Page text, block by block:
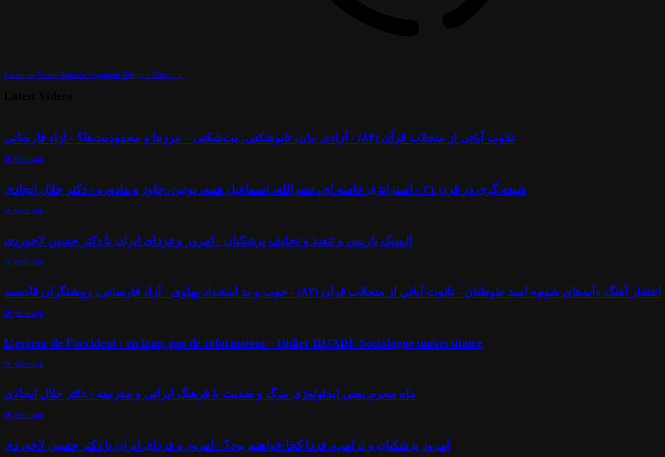
Facebook TwitterYoutube Instagram Telegram Envelope
تلاوت آیاتی از منجلاب قرآن (۸۴) - آزادی بیان، تابوشکنی، بت‌شکنی – مرزها و محدودیت‌ها؟ - آزاد فارسانی
56 years ago
شیعه گری در قرن ۲۱ - استراتژی خامنه ای، نصرالله، اسماعیل هنیه، پوتین، چاوز و مادورو - دکتر جلال ایجادی
56 years ago
المپیک پاریس و تنفیذ و تحلیف پزشکیان - امروز و فردای ایران با دکتر حسین لاجوردی
56 years ago
انتشار آهنگ «آیه‌های شوم» امید طوطیان - تلاوت آیاتی از منجلاب قرآن (۸۳) - خوب و بد استبداد پهلوی - آزاد فارسانی، روشنگران قادسیه
56 years ago
L’erreur de l’occident : en Iran, pas de réformateur - Didier IDJADI: Sociologue universitaire
56 years ago
ماه محرم یعنی ایدئولوژی مرگ و ضدیت با فرهنگ ایرانی و مدرنیته - دکتر جلال ایجادی
56 years ago
امروز پزشکیان و ترامپ، فردا کجا خواهیم بود؟ - امروز و فردای ایران با دکتر حسین لاجوردی